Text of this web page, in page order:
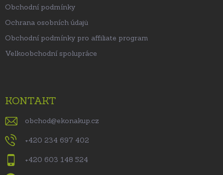
Obchodní podmínky
Ochrana osobních údajů
Obchodní podmínky pro affiliate program
Velkoobchodní spolupráce
KONTAKT
obchod@ekonakup.cz
+420 234 697 402
+420 603 148 524